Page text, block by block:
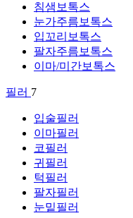
침샘보톡스
눈가주름보톡스
입꼬리보톡스
팔자주름보톡스
이마/미간보톡스
필러 7
입술필러
이마필러
코필러
귀필러
턱필러
팔자필러
눈밑필러